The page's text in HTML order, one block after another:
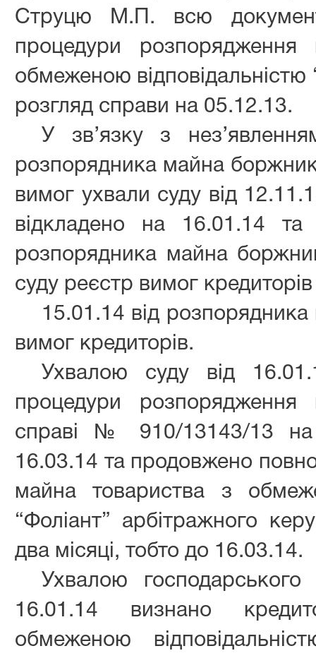
Струцю М.П. всю
процедури
обмеженою відповідальністю
розгляд справи на 05.12.13.
У зв’язку з
розпорядника майна
вимог ухвали суду від
відкладено на 16.01.14 та
розпорядника майна
суду реєстр вимог
15.01.14 від
вимог кредиторів.
Ухвалою суду від
процедури
справі № 910/13143/13 на
16.03.14 та продовжено
майна товариства з
“Фоліант” арбітражного
два місяці, тобто до 16.03.14.
Ухвалою
16.01.14 визнано
обмеженою